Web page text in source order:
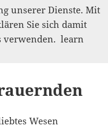
Wesen
unserer Dienste. Mit
Sie sich damit
verwenden. learn